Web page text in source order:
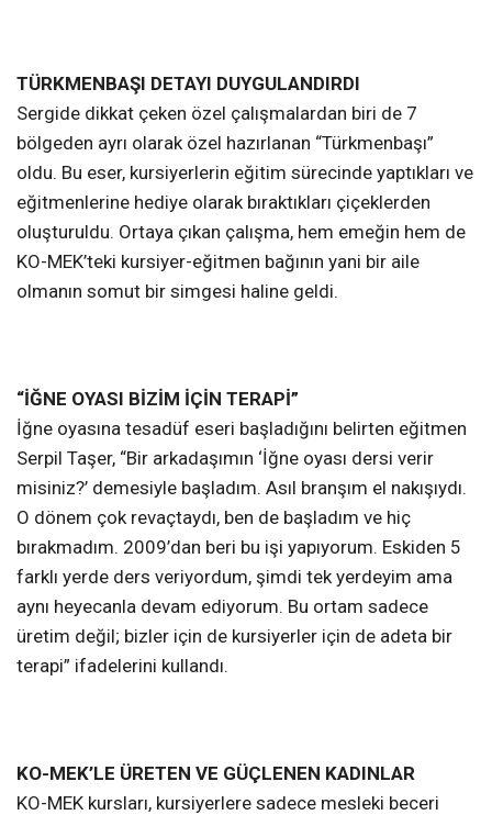
TÜRKMENBAŞI DETAYI DUYGULANDIRDI
Sergide dikkat çeken özel çalışmalardan biri de 7
bölgeden ayrı olarak özel hazırlanan “Türkmenbaşı”
oldu. Bu eser, kursiyerlerin eğitim sürecinde yaptıkları ve
eğitmenlerine hediye olarak bıraktıkları çiçeklerden
oluşturuldu. Ortaya çıkan çalışma, hem emeğin hem de
KO-MEK’teki kursiyer-eğitmen bağının yani bir aile
olmanın somut bir simgesi haline geldi.
“İĞNE OYASI BİZİM İÇİN TERAPİ”
İğne oyasına tesadüf eseri başladığını belirten eğitmen
Serpil Taşer, “Bir arkadaşımın ‘İğne oyası dersi verir
misiniz?’ demesiyle başladım. Asıl branşım el nakışıydı.
O dönem çok revaçtaydı, ben de başladım ve hiç
bırakmadım. 2009’dan beri bu işi yapıyorum. Eskiden 5
farklı yerde ders veriyordum, şimdi tek yerdeyim ama
aynı heyecanla devam ediyorum. Bu ortam sadece
üretim değil; bizler için de kursiyerler için de adeta bir
terapi” ifadelerini kullandı.
KO-MEK’LE ÜRETEN VE GÜÇLENEN KADINLAR
KO-MEK kursları, kursiyerlere sadece mesleki beceri